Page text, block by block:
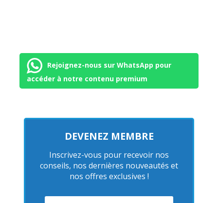
Rejoignez-nous sur WhatsApp pour
accéder à notre contenu premium
DEVENEZ MEMBRE
Inscrivez-vous pour recevoir nos
conseils, nos dernières nouveautés et
nos offres exclusives !